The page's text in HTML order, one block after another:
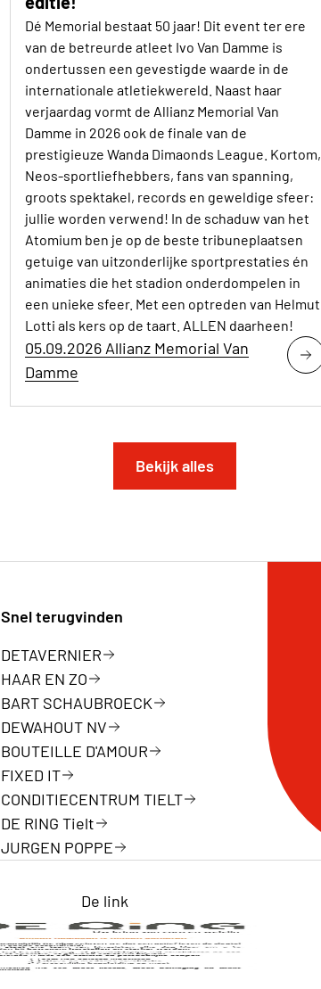
Dé Memorial bestaat 50 jaar! Dit event ter ere
van de betreurde atleet Ivo Van Damme is
ondertussen een gevestigde waarde in de
internationale atletiekwereld. Naast haar
verjaardag vormt de Allianz Memorial Van
Damme in 2026 ook de finale van de
prestigieuze Wanda Dimaonds League. Kortom,
Neos-sportliefhebbers, fans van spanning,
groots spektakel, records en geweldige sfeer:
jullie worden verwend! In de schaduw van het
Atomium ben je op de beste tribuneplaatsen
getuige van uitzonderlijke sportprestaties én
animaties die het stadion onderdompelen in
een unieke sfeer. Met een optreden van Helmut
Lotti als kers op de taart. ALLEN daarheen!
05.09.2026 Allianz Memorial Van
Damme
Bekijk alles
Snel terugvinden
DETAVERNIER
HAAR EN ZO
BART SCHAUBROECK
DEWAHOUT NV
BOUTEILLE D'AMOUR
FIXED IT
CONDITIECENTRUM TIELT
DE RING Tielt
JURGEN POPPE
De link